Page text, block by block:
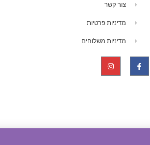
צור קשר
מדיניות פרטיות
מדיניות משלוחים